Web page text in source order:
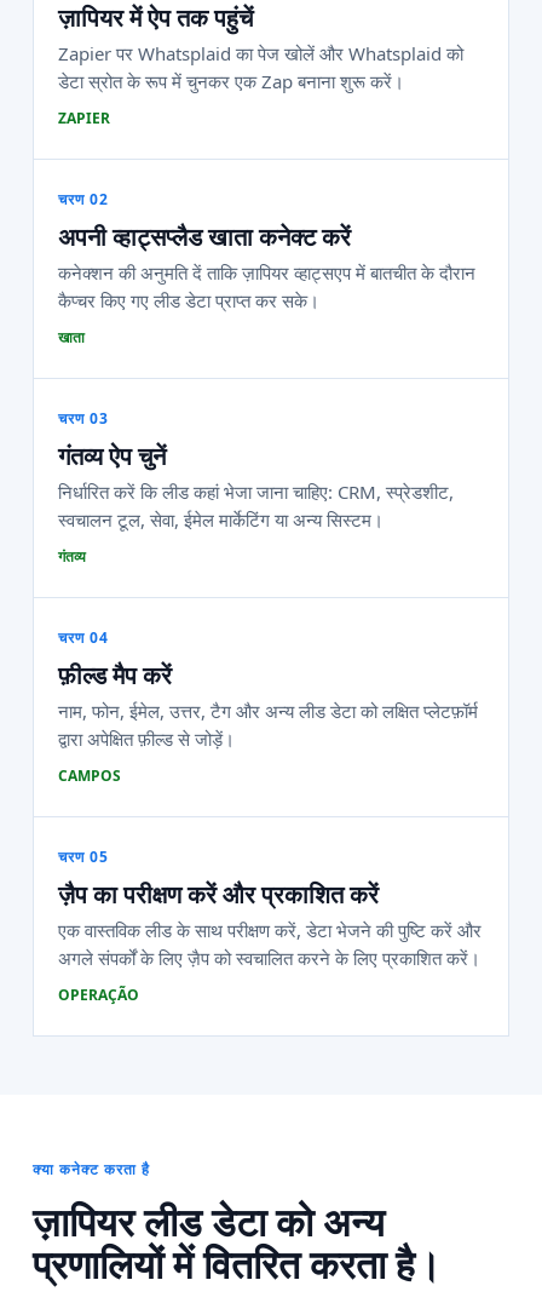
ज़ापियर में ऐप तक पहुंचें
Zapier पर Whatsplaid का पेज खोलें और Whatsplaid को
डेटा स्रोत के रूप में चुनकर एक Zap बनाना शुरू करें।
ZAPIER
चरण 02
अपनी व्हाट्सप्लैड खाता कनेक्ट करें
कनेक्शन की अनुमति दें ताकि ज़ापियर व्हाट्सएप में बातचीत के दौरान
कैप्चर किए गए लीड डेटा प्राप्त कर सके।
खाता
चरण 03
गंतव्य ऐप चुनें
निर्धारित करें कि लीड कहां भेजा जाना चाहिए: CRM, स्प्रेडशीट,
स्वचालन टूल, सेवा, ईमेल मार्केटिंग या अन्य सिस्टम।
गंतव्य
चरण 04
फ़ील्ड मैप करें
नाम, फोन, ईमेल, उत्तर, टैग और अन्य लीड डेटा को लक्षित प्लेटफ़ॉर्म
द्वारा अपेक्षित फ़ील्ड से जोड़ें।
CAMPOS
चरण 05
ज़ैप का परीक्षण करें और प्रकाशित करें
एक वास्तविक लीड के साथ परीक्षण करें, डेटा भेजने की पुष्टि करें और
अगले संपर्कों के लिए ज़ैप को स्वचालित करने के लिए प्रकाशित करें।
OPERAÇÃO
क्या कनेक्ट करता है
ज़ापियर लीड डेटा को अन्य
प्रणालियों में वितरित करता है।